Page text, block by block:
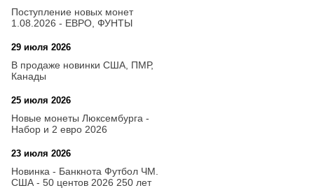
Поступление новых монет
1.08.2026 - ЕВРО, ФУНТЫ
29 июля 2026
В продаже новинки США, ПМР,
Канады
25 июля 2026
Новые монеты Люксембурга -
Набор и 2 евро 2026
23 июля 2026
Новинка - Банкнота Футбол ЧМ.
США - 50 центов 2026 250 лет